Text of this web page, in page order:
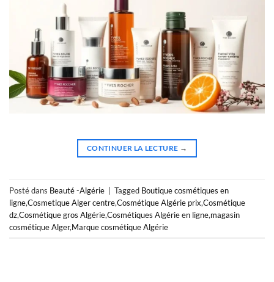
CONTINUER LA LECTURE →
Posté dans Beauté -Algérie Tagged Boutique cosmétiques en
ligne,Cosmetique Alger centre,Cosmétique Algérie prix,Cosmétique
dz,Cosmétique gros Algérie,Cosmétiques Algérie en ligne,magasin
cosmétique Alger,Marque cosmétique Algérie